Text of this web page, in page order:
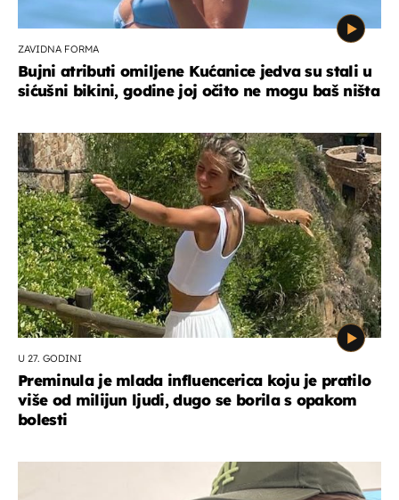
ZAVIDNA FORMA
Bujni atributi omiljene Kućanice jedva su stali u
sićušni bikini, godine joj očito ne mogu baš ništa
U 27. GODINI
Preminula je mlada influencerica koju je pratilo
više od milijun ljudi, dugo se borila s opakom
bolesti